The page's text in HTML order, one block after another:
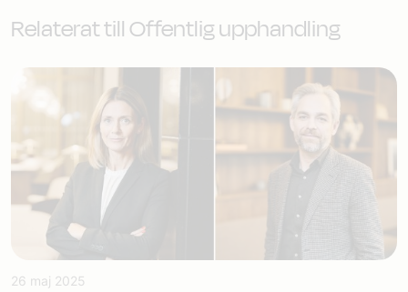
Relaterat till Offentlig upphandling
26 maj 2025